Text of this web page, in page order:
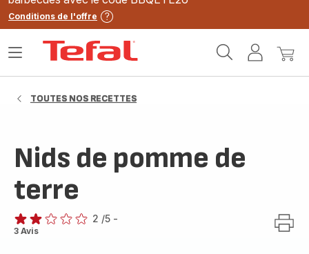
Conditions de l'offre
MonMon
Ouvrir
TOUTES NOS RECETTES
Nids de pomme de
terre
Avis
2 /5 -
3 Avis